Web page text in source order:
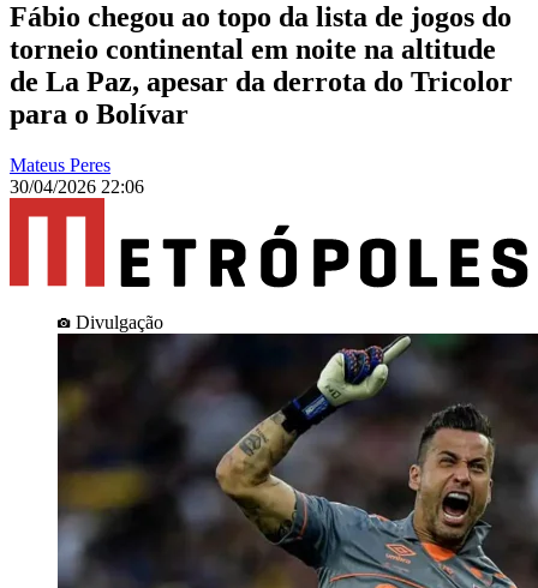
Fábio chegou ao topo da lista de jogos do
torneio continental em noite na altitude
de La Paz, apesar da derrota do Tricolor
para o Bolívar
Mateus Peres
30/04/2026 22:06
Divulgação